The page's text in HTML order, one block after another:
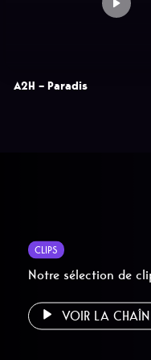
A2H – Paradis
CLIPS
Notre sélection de
VOIR LA